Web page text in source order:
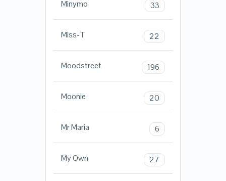
Minymo 33
Miss-T 22
Moodstreet 196
Moonie 20
Mr Maria 6
My Own 27